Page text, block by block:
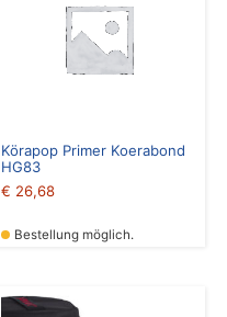
Körapop Primer Koerabond
HG83
€ 26,68
Bestellung möglich.